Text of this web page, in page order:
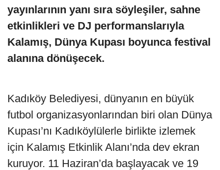
yayınlarının yanı sıra söyleşiler, sahne
etkinlikleri ve DJ performanslarıyla
Kalamış, Dünya Kupası boyunca festival
alanına dönüşecek.
Kadıköy Belediyesi, dünyanın en büyük
futbol organizasyonlarından biri olan Dünya
Kupası’nı Kadıköylülerle birlikte izlemek
için Kalamış Etkinlik Alanı’nda dev ekran
kuruyor. 11 Haziran’da başlayacak ve 19